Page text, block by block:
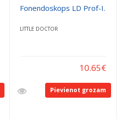
Fonendoskops LD Prof-I.
LITTLE DOCTOR
10.65€
Pievienot grozam